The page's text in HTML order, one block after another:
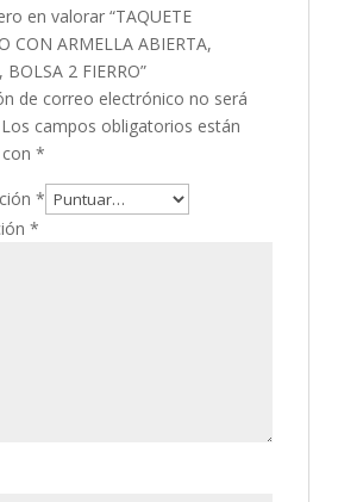
en valorar “TAQUETE
CON ARMELLA ABIERTA,
2 FIERRO”
de correo electrónico no será
Los campos obligatorios están
*
*
*